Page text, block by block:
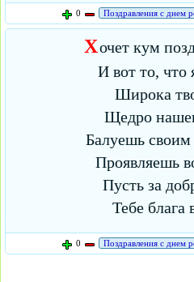
0
Поздравления с днем
Хочет кум
И вот то, что
Широка
Щедро
Балуешь
Проявляешь
Пусть за
Тебе блага
0
Поздравления с днем